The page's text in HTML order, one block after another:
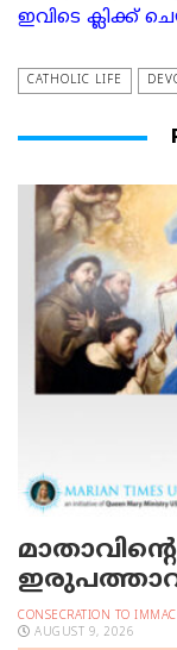
ഇവിടെ ക്ലിക്ക്
CATHOLIC LIFE
CONSECRATION TO
AUGUST 9, 2026